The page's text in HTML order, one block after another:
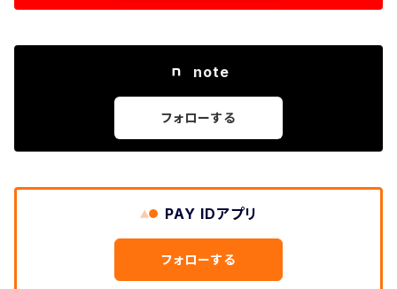
note
フォローする
PAY IDアプリ
フォローする